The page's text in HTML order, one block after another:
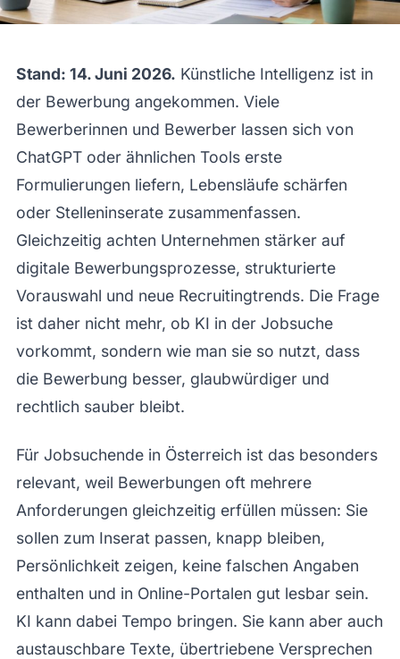
Stand: 14. Juni 2026. Künstliche Intelligenz ist in
der Bewerbung angekommen. Viele
Bewerberinnen und Bewerber lassen sich von
ChatGPT oder ähnlichen Tools erste
Formulierungen liefern, Lebensläufe schärfen
oder Stelleninserate zusammenfassen.
Gleichzeitig achten Unternehmen stärker auf
digitale Bewerbungsprozesse, strukturierte
Vorauswahl und neue Recruitingtrends. Die Frage
ist daher nicht mehr, ob KI in der Jobsuche
vorkommt, sondern wie man sie so nutzt, dass
die Bewerbung besser, glaubwürdiger und
rechtlich sauber bleibt.
Für Jobsuchende in Österreich ist das besonders
relevant, weil Bewerbungen oft mehrere
Anforderungen gleichzeitig erfüllen müssen: Sie
sollen zum Inserat passen, knapp bleiben,
Persönlichkeit zeigen, keine falschen Angaben
enthalten und in Online-Portalen gut lesbar sein.
KI kann dabei Tempo bringen. Sie kann aber auch
austauschbare Texte, übertriebene Versprechen